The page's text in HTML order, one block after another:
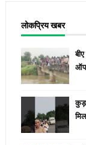
लोकप्रिय खबर